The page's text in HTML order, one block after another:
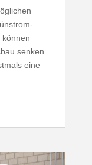
können
senken.
eine